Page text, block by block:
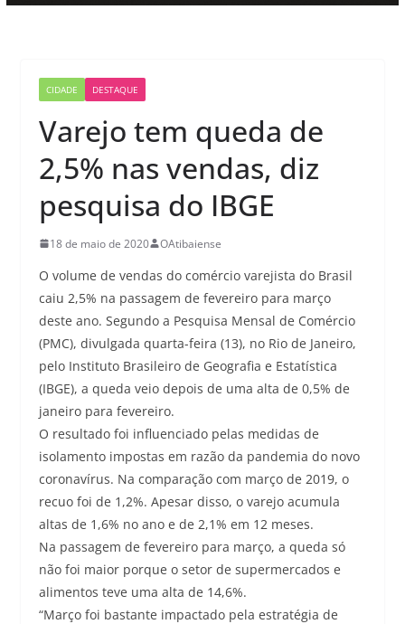
CIDADE DESTAQUE
Varejo tem queda de
2,5% nas vendas, diz
pesquisa do IBGE
18 de maio de 2020 OAtibaiense
O volume de vendas do comércio varejista do Brasil
caiu 2,5% na passagem de fevereiro para março
deste ano. Segundo a Pesquisa Mensal de Comércio
(PMC), divulgada quarta-feira (13), no Rio de Janeiro,
pelo Instituto Brasileiro de Geografia e Estatística
(IBGE), a queda veio depois de uma alta de 0,5% de
janeiro para fevereiro.
O resultado foi influenciado pelas medidas de
isolamento impostas em razão da pandemia do novo
coronavírus. Na comparação com março de 2019, o
recuo foi de 1,2%. Apesar disso, o varejo acumula
altas de 1,6% no ano e de 2,1% em 12 meses.
Na passagem de fevereiro para março, a queda só
não foi maior porque o setor de supermercados e
alimentos teve uma alta de 14,6%.
“Março foi bastante impactado pela estratégia de